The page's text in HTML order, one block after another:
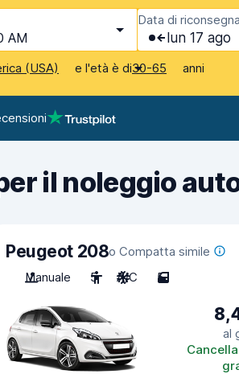
AM
Data di riconsegna
lun 17 ago
(USA) e l'età è di30-65 anni
il noleggio
Peugeot 208o Compatta simile
Manuale
5 A/C 5
al